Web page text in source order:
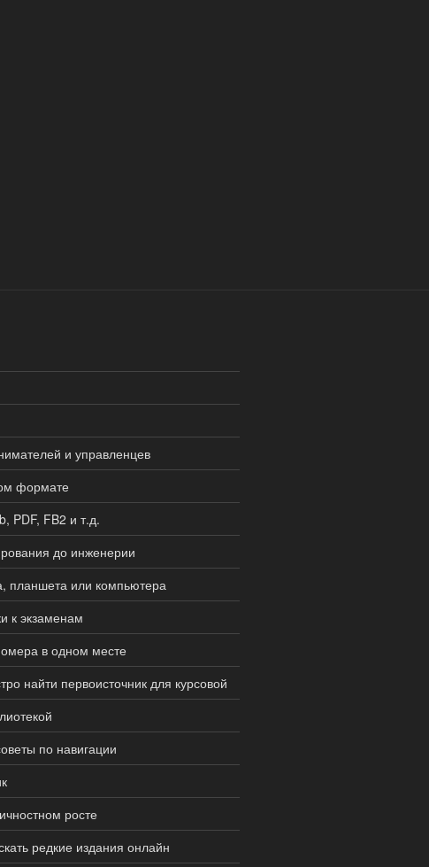
и управленцев
формате
PDF, FB2 и т.д.
до инженерии
планшета или компьютера
к экзаменам
в одном месте
найти первоисточник для курсовой
по навигации
росте
редкие издания онлайн